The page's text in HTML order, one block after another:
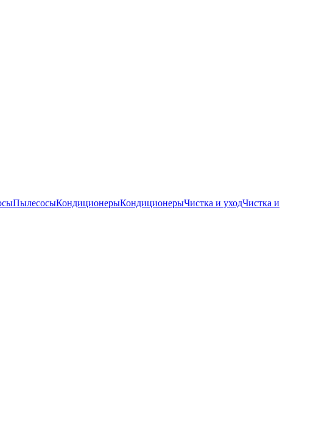
ПылесосыКондиционерыКондиционерыЧистка и уходЧистка и